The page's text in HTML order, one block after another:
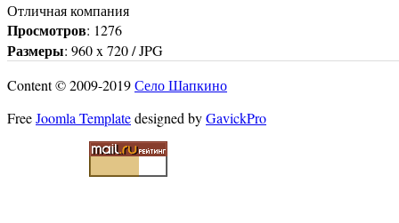
Отличная компания
Просмотров: 1276
Размеры: 960 x 720 / JPG
Content © 2009-2019Село Шапкино
FreeJoomla Templatedesigned byGavickPro